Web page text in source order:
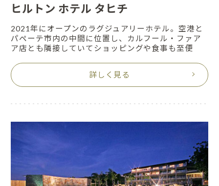
ヒルトン ホテル タヒチ
2021年にオープンのラグジュアリーホテル。空港と
パペーテ市内の中間に位置し、カルフール・ファア
ア店とも隣接していてショッピングや食事も至便
詳しく見る